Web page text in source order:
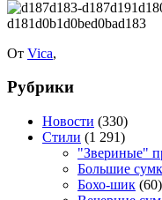
От Vica,
Рубрики
Новости (330)
Стили (1 291)
"Звериные"
Большие
Бохо-шик (60)